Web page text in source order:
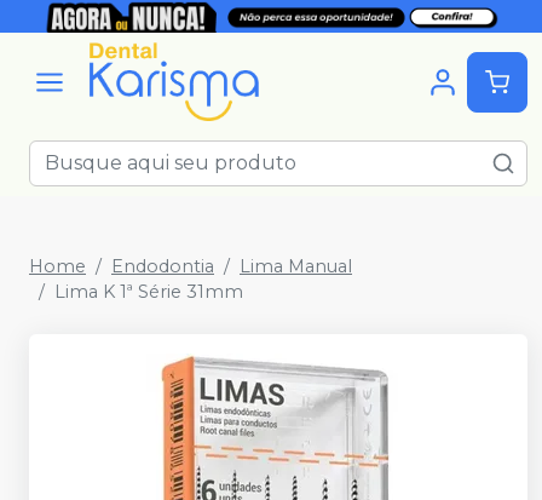
Home Endodontia
Lima Manual
Lima K 1ª Série 31mm